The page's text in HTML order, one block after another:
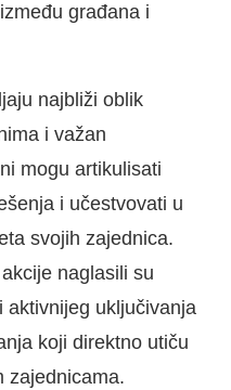
građana i
najbliži oblik
i važan
mogu artikulisati
i učestvovati u
svojih zajednica.
naglasili su
aktivnijeg uključivanja
koji direktno utiču
zajednicama.